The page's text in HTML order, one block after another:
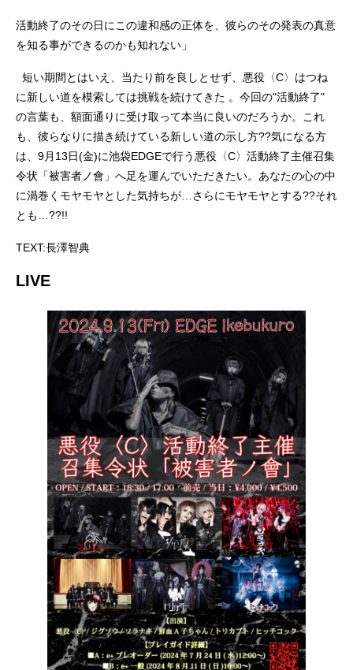
活動終了のその日にこの違和感の正体を、彼らのその発表の真意
を知る事ができるのかも知れない」
短い期間とはいえ、当たり前を良しとせず、悪役〈C〉はつね
に新しい道を模索しては挑戦を続けてきた 。今回の"活動終了"
の言葉も、額面通りに受け取って本当に良いのだろうか。これ
も、彼らなりに描き続けている新しい道の示し方??気になる方
は、9月13日(金)に池袋EDGEで行う悪役〈C〉活動終了主催召集
令状「被害者ノ會」へ足を運んでいただきたい。あなたの心の中
に渦巻くモヤモヤとした気持ちが…さらにモヤモヤとする??それ
とも…??!!
TEXT:長澤智典
LIVE